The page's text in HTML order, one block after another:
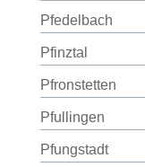
Pfedelbach
Pfinztal
Pfronstetten
Pfullingen
Pfungstadt